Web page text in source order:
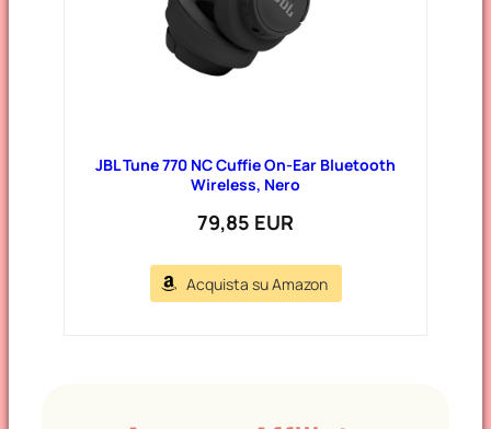
JBL Tune 770 NC Cuffie On-Ear Bluetooth
Wireless, Nero
79,85 EUR
Acquista su Amazon